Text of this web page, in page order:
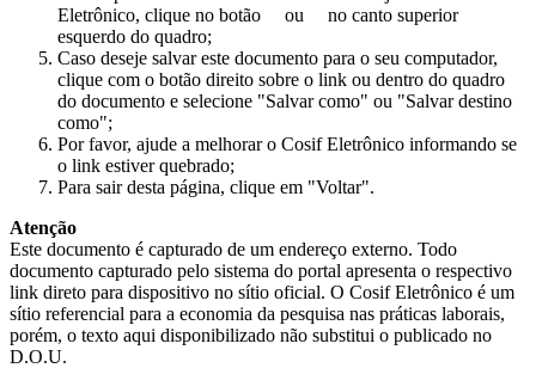
Eletrônico, clique no botão
ou
no canto superior
esquerdo do quadro;
Caso deseje salvar este documento para o seu computador,
clique com o botão direito sobre o link ou dentro do quadro
do documento e selecione "Salvar como" ou "Salvar destino
como";
Por favor, ajude a melhorar o Cosif Eletrônico informando se
o link estiver quebrado;
Para sair desta página, clique em "Voltar".
Atenção
Este documento é capturado de um endereço externo. Todo
documento capturado pelo sistema do portal apresenta o respectivo
link direto para dispositivo no sítio oficial. O Cosif Eletrônico é um
sítio referencial para a economia da pesquisa nas práticas laborais,
porém, o texto aqui disponibilizado não substitui o publicado no
D.O.U.